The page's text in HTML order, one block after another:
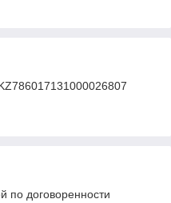
по договоренности